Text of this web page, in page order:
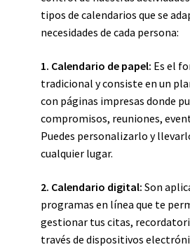
tipos de calendarios que se
necesidades de cada persona:
1. Calendario de papel: Es el
tradicional y consiste en un
con páginas impresas donde
compromisos, reuniones,
Puedes personalizarlo y
cualquier lugar.
2. Calendario digital: Son
programas en línea que te
gestionar tus citas,
través de dispositivos